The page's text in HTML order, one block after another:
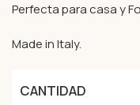
Perfecta para casa y
Made in Italy.
CANTIDAD